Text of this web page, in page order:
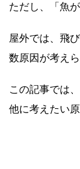
ただし、「魚
屋外では、飛
数原因が考えら
この記事では
他に考えたい